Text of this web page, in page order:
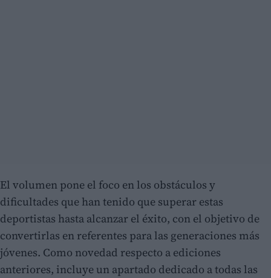
El volumen pone el foco en los obstáculos y
dificultades que han tenido que superar estas
deportistas hasta alcanzar el éxito, con el objetivo de
convertirlas en referentes para las generaciones más
jóvenes. Como novedad respecto a ediciones
anteriores, incluye un apartado dedicado a todas las